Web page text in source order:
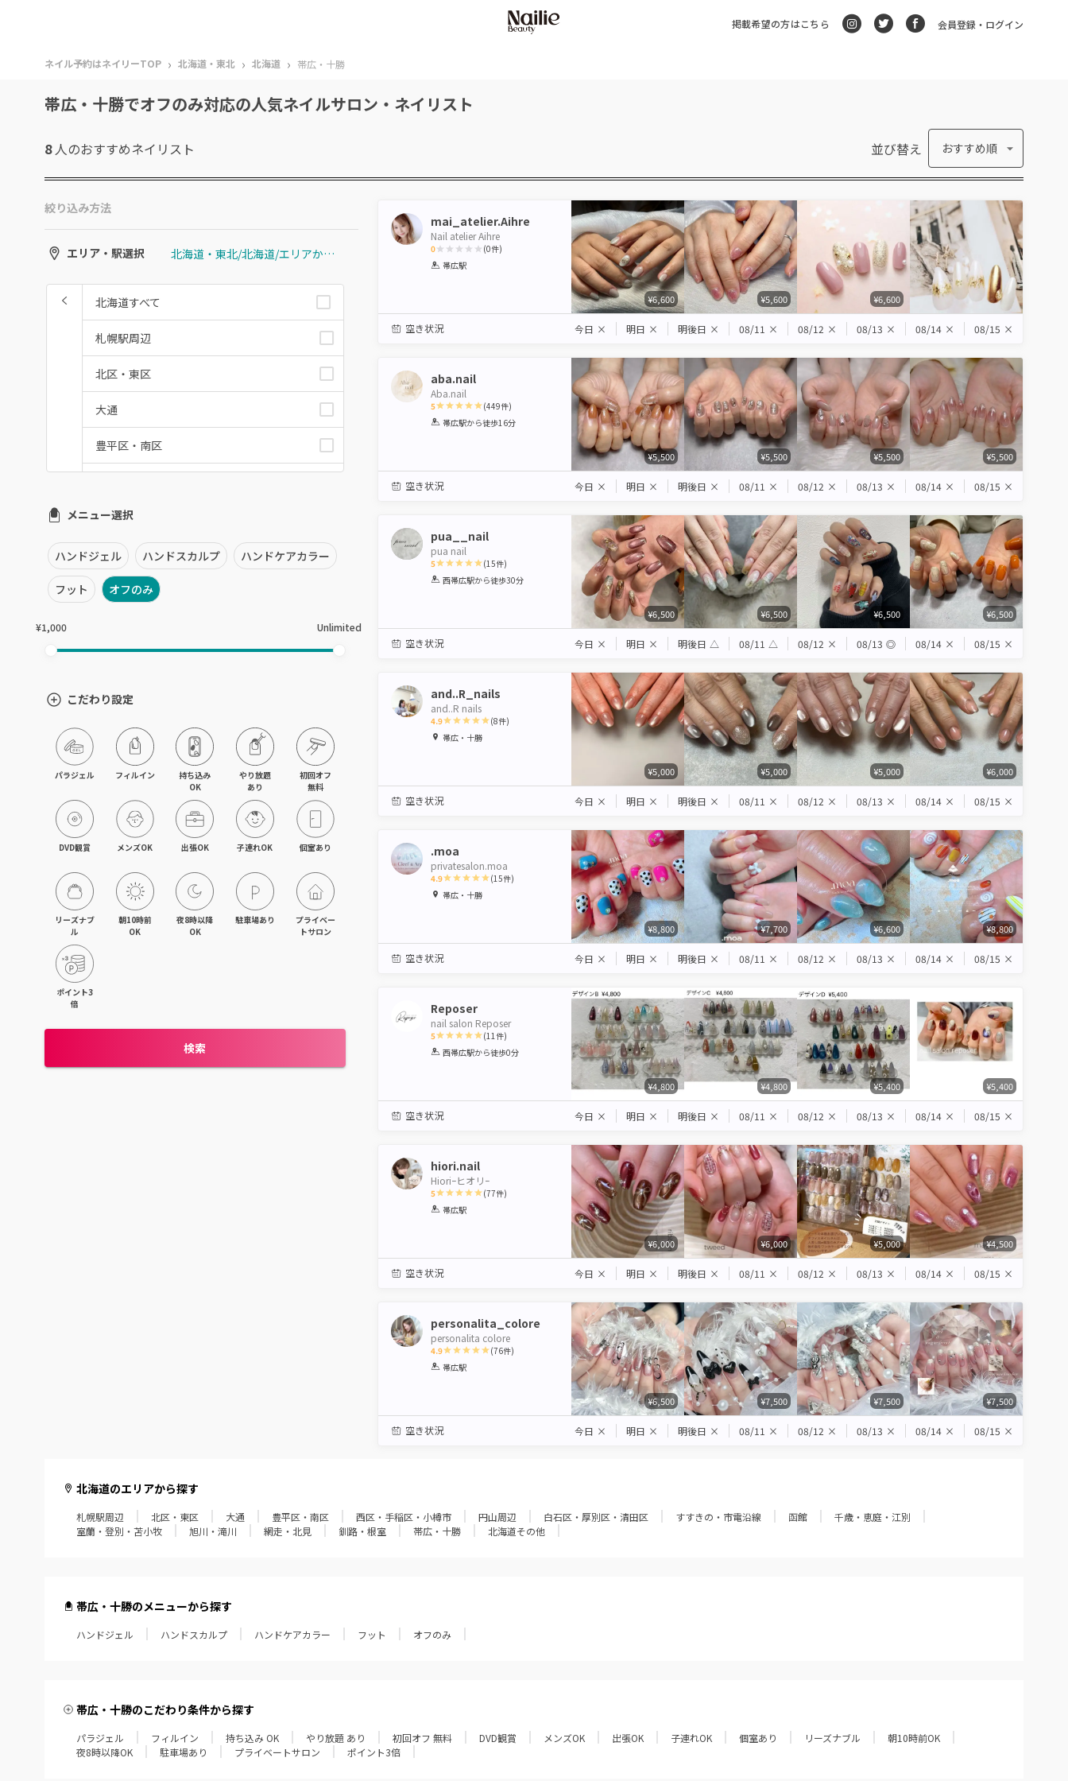
掲載希望の方はこちら 会員登録・ログイン
ネイル予約はネイリーTOP › 北海道・東北 › 北海道 › 帯広・十勝
帯広・十勝でオフのみ対応の人気ネイルサロン・ネイリスト
8人のおすすめネイリスト 並び替え おすすめ順
絞り込み方法
エリア・駅選択 北海道・東北/北海道/エリアから選ぶ/帯広・十勝
北海道すべて
札幌駅周辺
北区・東区
大通
豊平区・南区
円山周辺
白石区・厚別区・清田区
すすきの・市電沿線
室蘭・登別・苫小牧
旭川・滝川
網走・北見
釧路・根室
帯広・十勝
北海道その他
メニュー選択
ハンドジェル ハンドスカルプ ハンドケアカラー
フット オフのみ
¥1,000 Unlimited
こだわり設定
パラジェル フィルイン
持ち込み
OK
やり放題
あり
初回オフ
無料
DVD観賞 メンズOK 出張OK 子連れOK 個室あり
リーズナブ
ル
朝10時前
OK
夜8時以降
OK
駐車場あり
プライベー
トサロン
ポイント3
倍
検索
mai_atelier.Aihre
Nail atelier Aihre
0
1 2 3 4
(0件)
帯広駅
¥6,600 ¥5,600 ¥6,600
空き状況 今日 × 明日 × 明後日 × 08/11 × 08/12 × 08/13 × 08/14 × 08/15 ×
aba.nail
Aba.nail
5
1 2 3 4 5
(449件)
帯広駅から徒歩16分
¥5,500 ¥5,500 ¥5,500 ¥5,500
空き状況 今日 × 明日 × 明後日 × 08/11 × 08/12 × 08/13 × 08/14 × 08/15 ×
pua__nail
pua nail
5
1 2 3 4 5
(15件)
西帯広駅から徒歩30分
¥6,500 ¥6,500 ¥6,500 ¥6,500
空き状況 今日 × 明日 × 明後日 △ 08/11 △ 08/12 × 08/13 ◎ 08/14 × 08/15 ×
and..R_nails
and..R nails
4.9
1 2 3 4 5
(8件)
帯広・十勝
¥5,000 ¥5,000 ¥5,000 ¥6,000
空き状況 今日 × 明日 × 明後日 × 08/11 × 08/12 × 08/13 × 08/14 × 08/15 ×
.moa
privatesalon.moa
4.9
1 2 3 4 5
(15件)
帯広・十勝
¥8,800 ¥7,700 ¥6,600 ¥8,800
空き状況 今日 × 明日 × 明後日 × 08/11 × 08/12 × 08/13 × 08/14 × 08/15 ×
Reposer
nail salon Reposer
5
1 2 3 4 5
(11 件)
西帯広駅から徒歩0分
¥4,800 ¥4,800 ¥5,400 ¥5,400
空き状況 今日 × 明日 × 明後日 × 08/11 × 08/12 × 08/13 × 08/14 × 08/15 ×
hiori.nail
Hioriｰヒオリｰ
5
1 2 3 4
(77件)
帯広駅
¥6,000 ¥6,000 ¥5,000 ¥4,500
空き状況 今日 × 明日 × 明後日 × 08/11 × 08/12 × 08/13 × 08/14 × 08/15 ×
personalita_colore
personalita colore
4.9
1 2 3
(76件)
帯広駅
¥6,500 ¥7,500 ¥7,500 ¥7,500
空き状況 今日 × 明日 × 明後日 × 08/11 × 08/12 × 08/13 × 08/14 × 08/15 ×
北海道のエリアから探す
札幌駅周辺 北区・東区 大通 豊平区・南区 西区・手稲区・小樽市 円山周辺 白石区・厚別区・清田区 すすきの・市電沿線 函館
千歳・恵庭・江別
室蘭・登別・苫小牧
旭川・滝川 網走・北見 釧路・根室 帯広・十勝 北海道その他
帯広・十勝のメニューから探す
ハンドジェル ハンドスカルプ ハンドケアカラー フット オフのみ
帯広・十勝のこだわり条件から探す
パラジェル フィルイン 持ち込み OK やり放題 あり 初回オフ 無料 DVD観賞 メンズOK 出張OK 子連れOK 個室あり リーズナブル
朝10時前OK
夜8時以降OK
駐車場あり プライベートサロン ポイント3倍